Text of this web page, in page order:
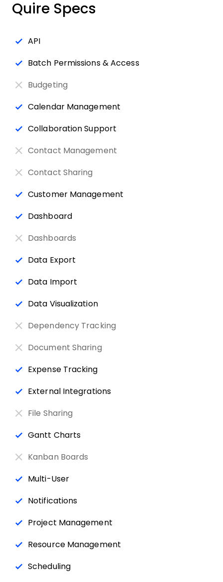
Quire Specs
API
Batch Permissions & Access
Budgeting
Calendar Management
Collaboration Support
Contact Management
Contact Sharing
Customer Management
Dashboard
Dashboards
Data Export
Data Import
Data Visualization
Dependency Tracking
Document Sharing
Expense Tracking
External Integrations
File Sharing
Gantt Charts
Kanban Boards
Multi-User
Notifications
Project Management
Resource Management
Scheduling